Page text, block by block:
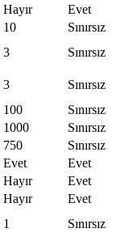
Hayır
Evet
10
Sınırsız
3
Sınırsız
3
Sınırsız
100
Sınırsız
1000
Sınırsız
750
Sınırsız
Evet
Evet
Hayır
Evet
Hayır
Evet
1
Sınırsız